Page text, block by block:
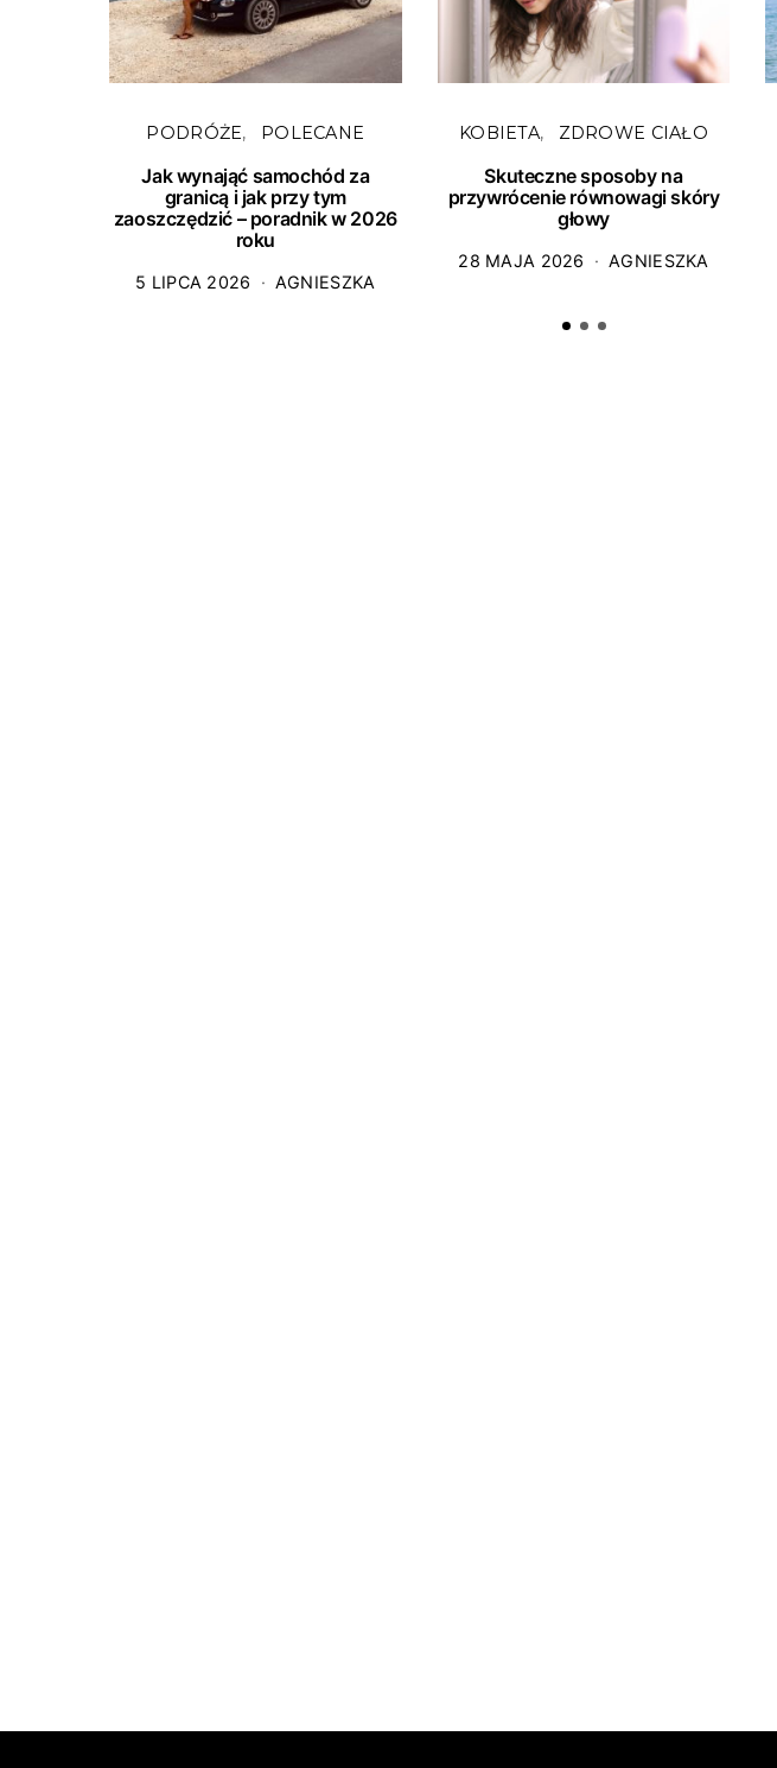
PODRÓŻE POLECANE
Jak wynająć samochód za
granicą i jak przy tym
zaoszczędzić – poradnik w 2026
roku
5 LIPCA 2026 AGNIESZKA
KOBIETA ZDROWE CIAŁO
Skuteczne sposoby na
przywrócenie równowagi skóry
głowy
28 MAJA 2026 AGNIESZKA